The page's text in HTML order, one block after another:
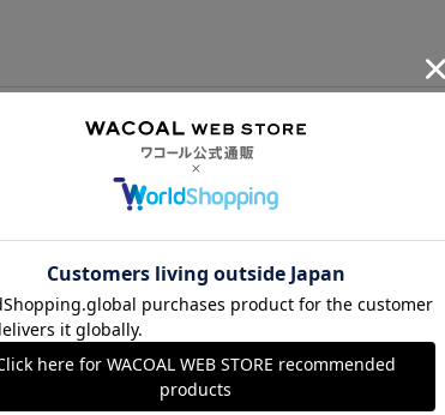
表示されます。ご了承くださいませ。
、一部のみのご利用はできません。
合、それぞれの商品金額ごとにご利
が完売、もしくは返品された場合、
可能ポイントに戻り、次回以降のご
合わせておすすめ